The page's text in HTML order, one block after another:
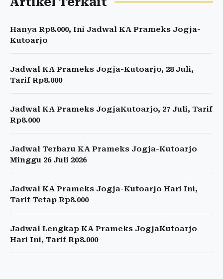
Hanya Rp8.000, Ini Jadwal KA Prameks Jogja-
Kutoarjo
Jadwal KA Prameks Jogja-Kutoarjo, 28 Juli,
Tarif Rp8.000
Jadwal KA Prameks JogjaKutoarjo, 27 Juli, Tarif
Rp8.000
Jadwal Terbaru KA Prameks Jogja-Kutoarjo
Minggu 26 Juli 2026
Jadwal KA Prameks Jogja-Kutoarjo Hari Ini,
Tarif Tetap Rp8.000
Jadwal Lengkap KA Prameks JogjaKutoarjo
Hari Ini, Tarif Rp8.000